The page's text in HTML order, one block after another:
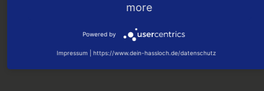
more
Powered by
Impressum https://www.dein-hassloch.de/datenschutz